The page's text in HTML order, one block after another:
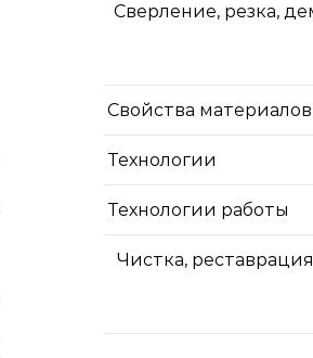
Сверление, резка,
Свойства материалов
Технологии
Технологии работы
Чистка,